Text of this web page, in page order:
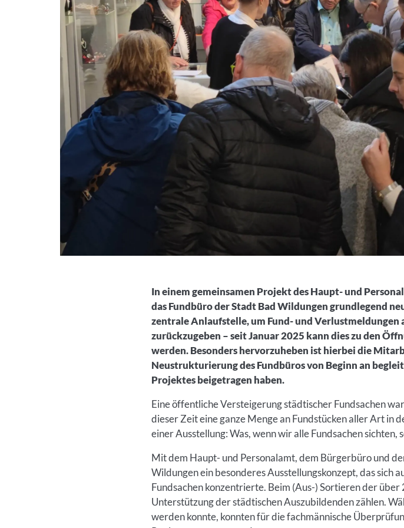
In einem gemeinsamen Projekt des Haupt- und
das Fundbüro der Stadt Bad Wildungen grundlegend
zentrale Anlaufstelle, um Fund- und Verlustmeldungen
zurückzugeben – seit Januar 2025 kann dies zu den
werden. Besonders hervorzuheben ist hierbei die
Neustrukturierung des Fundbüros von Beginn an
Projektes beigetragen haben.
Eine öffentliche Versteigerung städtischer Fundsachen
dieser Zeit eine ganze Menge an Fundstücken aller Art in
einer Ausstellung: Was, wenn wir alle Fundsachen
Mit dem Haupt- und Personalamt, dem Bürgerbüro und
Wildungen ein besonderes Ausstellungskonzept, das
Fundsachen konzentrierte. Beim (Aus-) Sortieren der
Unterstützung der städtischen Auszubildenden zählen.
werden konnte, konnten für die fachmännische